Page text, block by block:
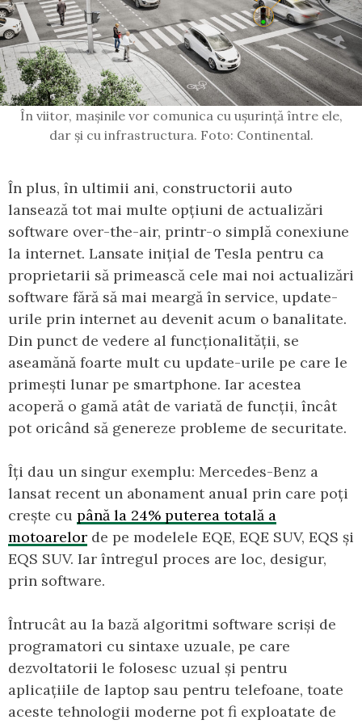
În viitor, mașinile vor comunica cu ușurință între ele,
dar și cu infrastructura. Foto: Continental.
În plus, în ultimii ani, constructorii auto
lansează tot mai multe opțiuni de actualizări
software over-the-air, printr-o simplă conexiune
la internet. Lansate inițial de Tesla pentru ca
proprietarii să primească cele mai noi actualizări
software fără să mai meargă în service, update-
urile prin internet au devenit acum o banalitate.
Din punct de vedere al funcționalității, se
aseamănă foarte mult cu update-urile pe care le
primești lunar pe smartphone. Iar acestea
acoperă o gamă atât de variată de funcții, încât
pot oricând să genereze probleme de securitate.
Îți dau un singur exemplu: Mercedes-Benz a
lansat recent un abonament anual prin care poți
crește cu până la 24% puterea totală a
motoarelor de pe modelele EQE, EQE SUV, EQS și
EQS SUV. Iar întregul proces are loc, desigur,
prin software.
Întrucât au la bază algoritmi software scriși de
programatori cu sintaxe uzuale, pe care
dezvoltatorii le folosesc uzual și pentru
aplicațiile de laptop sau pentru telefoane, toate
aceste tehnologii moderne pot fi exploatate de